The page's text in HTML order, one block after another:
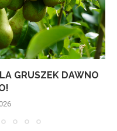
GRUSZEK DAWNO